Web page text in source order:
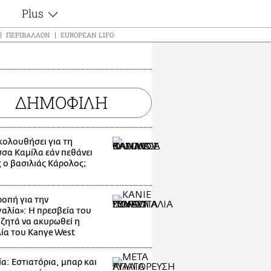
Plus
Θέματα
Ζώδια
Εξομολογήσεις
Blogs
Οι Αθηναίοι
Απώλειες
ΠΕΡΙΒΆΛΛΟΝ EUROPEAN LIFO
ΔΗΜΟΦΙΛΗ
για τη
Καμίλα εάν πεθάνει
βασιλιάς Κάρολος;
για την
Η πρεσβεία του
να ακυρωθεί η
του Kanye West
Εστιατόρια, μπαρ και